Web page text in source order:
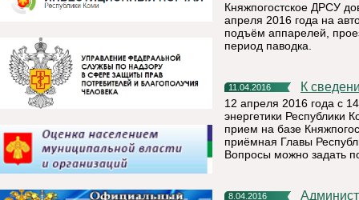
Княжпогостское ДРСУ
апреля 2016 года на
подъём аппарелей,
период паводка.
11.04.2016 К
12 апреля 2016 года с
энергетики Республики
прием на базе
приёмная Главы
Вопросы можно задать
8.04.2016 Администрация МР «Княжпогостский» информирует